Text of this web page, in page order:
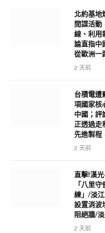
北約基地
間諜活動
線、利用
論直指中
從歐洲一
2 天前
台積電遭
項國家核
中國；評
正透過走
先進製程
2 天前
直擊!漢
「八里
練」/淡
設置消波
阻絕牆/
2 天前